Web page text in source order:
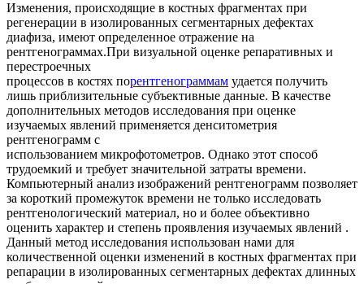
Изменения, происходящие в костных фрагментах при
регенерации в изолированных сегментарных дефектах
диафиза, имеют определенное отражение на
рентгенограммах.При визуальной оценке репаративных и
перестроечных
процессов в костях порентгенограммам удается получить
лишь приблизительные субъективные данные. В качестве
дополнительных методов исследования при оценке
изучаемых явлений применяется денситометрия
рентгенограмм с
использованием микрофотометров. Однако этот способ
трудоемкий и требует значительной затраты времени.
Компьютерный анализ изображений рентгенограмм позволяет
за короткий промежуток времени не только исследовать
рентгенологический материал, но и более объективно
оценить характер и степень проявления изучаемых явлений .
Данный метод исследования использован нами для
количественной оценки изменений в костных фрагментах при
репарации в изолированных сегментарных дефектах длинных